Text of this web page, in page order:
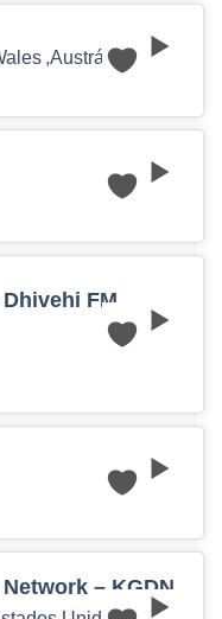
,Austrália
FM
– KGDN